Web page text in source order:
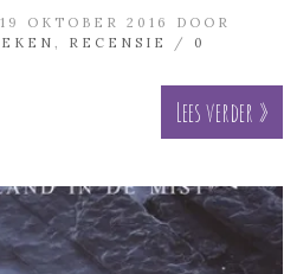
OKTOBER 2016 DOOR
, RECENSIE /
0
Lees verder »